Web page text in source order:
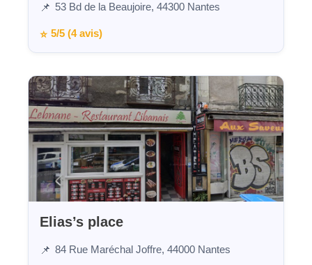
📌 53 Bd de la Beaujoire, 44300 Nantes
⭐ 5/5 (4 avis)
Elias’s place
📌 84 Rue Maréchal Joffre, 44000 Nantes